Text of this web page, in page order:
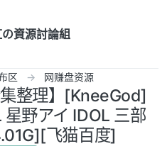
資源討論組
区 网赚盘资源
整理】[KneeGod]
野アイ IDOL 三部
飞猫百度]